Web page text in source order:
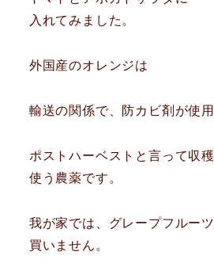
入れてみました。
外国産のオレンジは
輸送の関係で、防カビ剤が使
ポストハーベストと言って収
使う農薬です。
我が家では、グレープフルー
買いません。